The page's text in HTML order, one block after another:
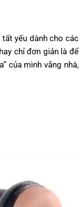
yếu dành cho các
chỉ đơn giản là để
của mình vắng nhà,